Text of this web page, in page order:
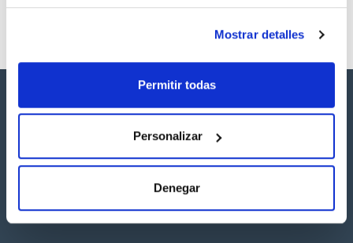
Mostrar detalles
Permitir todas
Personalizar
Denegar
Síguenos: